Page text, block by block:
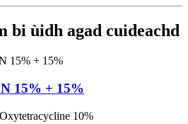
bi ùidh agad cuideachd
15% + 15%